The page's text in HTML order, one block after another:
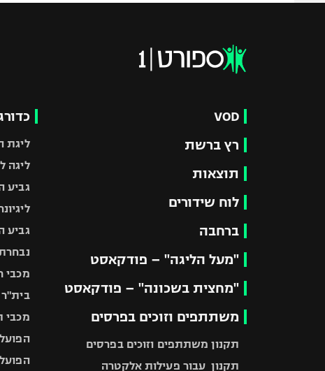
VOD
רץ ברשת
תוצאות
לוח שידורים
ברחבה
"מעל הליגה" – פודקאסט
"מחצית בשכונה" – פודקאסט
משתתפים וזוכים בפרסים
תקנון משתתפים וזוכים בפרסים
תקנון עבור פעילות אלקטרה
ליגת
ליגה
גביע
גביע
מכבי
בית"ר
מכבי